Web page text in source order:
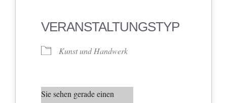
VERANSTALTUNGSTYP
Kunst und Handwerk
Sie sehen gerade einen